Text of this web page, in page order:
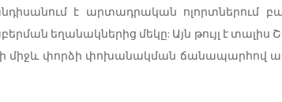
է արտադրական ոլորտներում
եղանակներից մեկը: Այն թույլ է տալիս
միջև փորձի փոխանակման ճանապարհով